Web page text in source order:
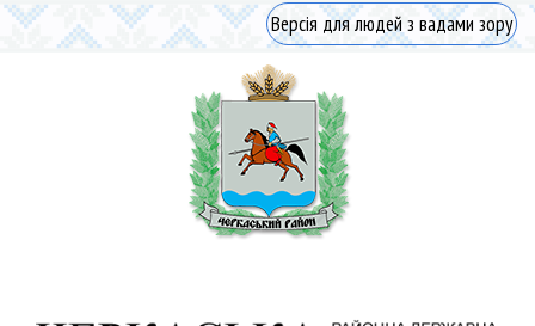
Версія для людей з вадами зору